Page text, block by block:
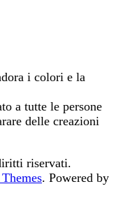
i colori e la
a tutte le persone
delle creazioni
riservati.
. Powered by